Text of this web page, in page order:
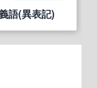
語(異表記)